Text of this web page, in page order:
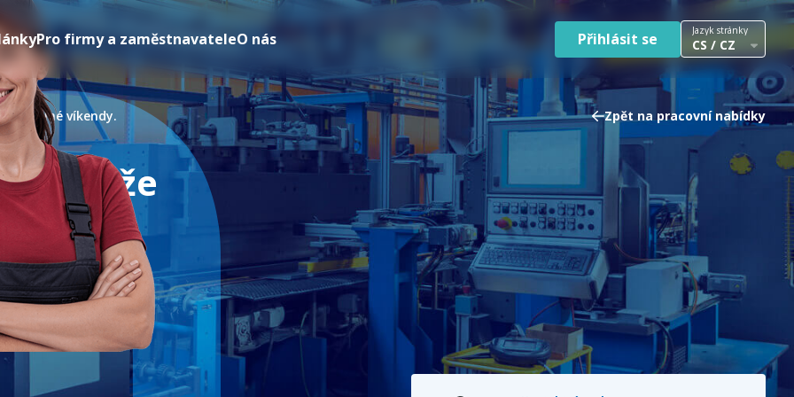
Pro firmy a zaměstnavateleO nás Přihlásit se Jazyk stránky
CS / CZ
Zpět na pracovní nabídky
– volné víkendy.
muže
Kč.
republika